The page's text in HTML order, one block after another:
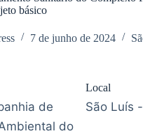
básico
7 de junho de 2024
de
do
Local
São Luís